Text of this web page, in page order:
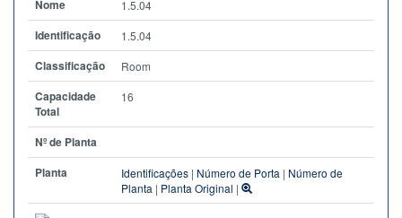
Nome
1.5.04
Identificação 1.5.04
Classificação Room
Capacidade
Total
16
Nº de Planta
Planta
Identificações | Número de Porta | Número de
Planta | Planta Original |